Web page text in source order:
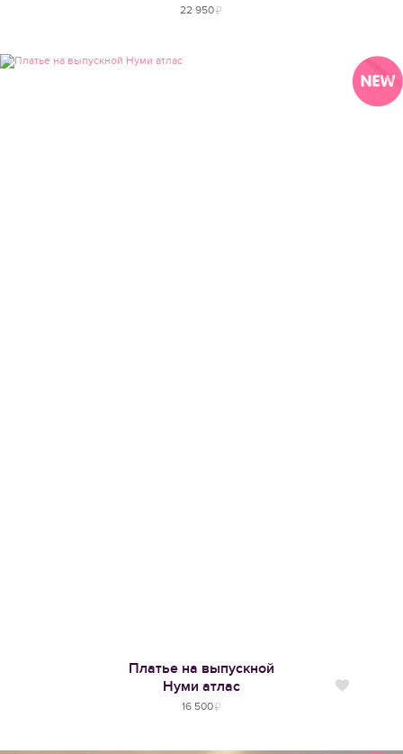
22 950
Платье на выпускной
Нуми атлас
16 500